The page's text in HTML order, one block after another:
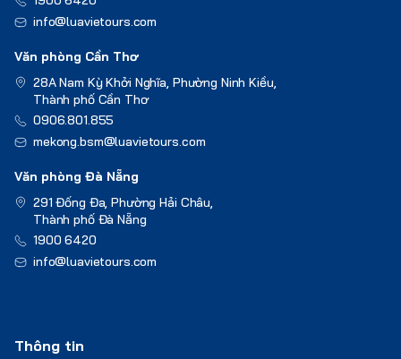
info@luavietours.com
Văn phòng Cần Thơ
28A Nam Kỳ Khởi Nghĩa, Phường Ninh Kiều,
Thành phố Cần Thơ
0906.801.855
mekong.bsm@luavietours.com
Văn phòng Đà Nẵng
291 Đống Đa, Phường Hải Châu,
Thành phố Đà Nẵng
1900 6420
info@luavietours.com
Thông tin